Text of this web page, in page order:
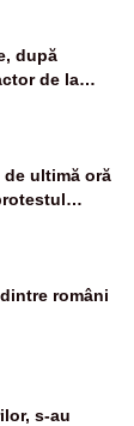
după
de la
în
de ultimă oră
români
s-au